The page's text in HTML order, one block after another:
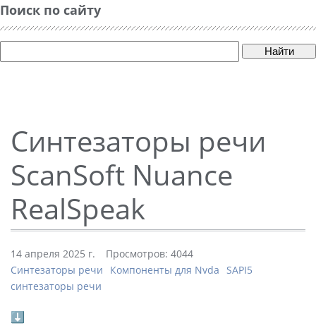
Поиск по сайту
Найти
Синтезаторы речи
ScanSoft Nuance
RealSpeak
14 апреля 2025 г.
Просмотров: 4044
Синтезаторы речи
Компоненты для Nvda
SAPI5
синтезаторы речи
⬇